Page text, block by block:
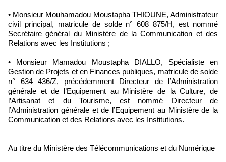
• Monsieur Mouhamadou Moustapha THIOUNE, Administrateur
civil principal, matricule de solde n° 608 875/H, est nommé
Secrétaire général du Ministère de la Communication et des
Relations avec les Institutions ;
• Monsieur Mamadou Moustapha DIALLO, Spécialiste en
Gestion de Projets et en Finances publiques, matricule de solde
n° 634 436/Z, précédemment Directeur de l’Administration
générale et de l’Equipement au Ministère de la Culture, de
l’Artisanat et du Tourisme, est nommé Directeur de
l’Administration générale et de l’Equipement au Ministère de la
Communication et des Relations avec les Institutions.
Au titre du Ministère des Télécommunications et du Numérique